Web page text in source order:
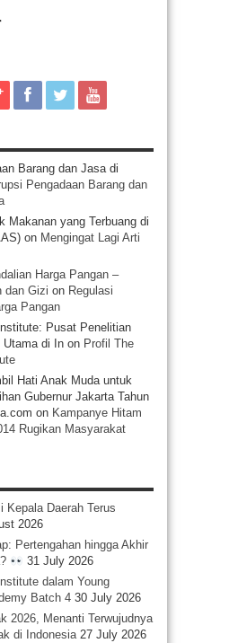
Barang dan Jasa di
Pengadaan Barang dan
Makanan yang Terbuang di
on Mengingat Lagi Arti
Harga Pangan –
dan Gizi on Regulasi
Pangan
Pusat Penelitian
Utama di In on Profil The
Hati Anak Muda untuk
Gubernur Jakarta Tahun
on Kampanye Hitam
Rugikan Masyarakat
Kepala Daerah Terus
2026
Pertengahan hingga Akhir
31 July 2026
dalam Young
Batch 4 30 July 2026
2026, Menanti Terwujudnya
di Indonesia 27 July 2026